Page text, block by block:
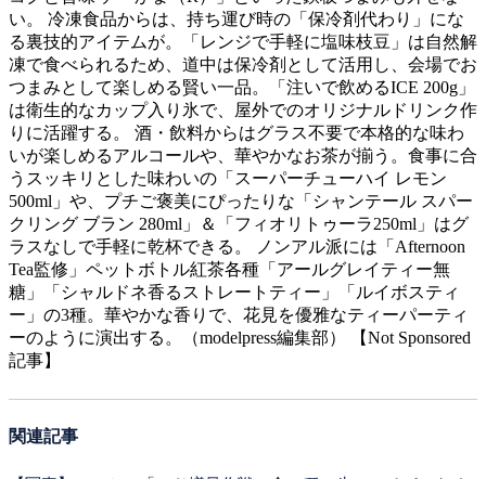
い。 冷凍食品からは、持ち運び時の「保冷剤代わり」にな
る裏技的アイテムが。「レンジで手軽に塩味枝豆」は自然解
凍で食べられるため、道中は保冷剤として活用し、会場でお
つまみとして楽しめる賢い一品。「注いで飲めるICE 200g」
は衛生的なカップ入り氷で、屋外でのオリジナルドリンク作
りに活躍する。 酒・飲料からはグラス不要で本格的な味わ
いが楽しめるアルコールや、華やかなお茶が揃う。食事に合
うスッキリとした味わいの「スーパーチューハイ レモン
500ml」や、プチご褒美にぴったりな「シャンテール スパー
クリング ブラン 280ml」＆「フィオリトゥーラ250ml」はグ
ラスなしで手軽に乾杯できる。 ノンアル派には「Afternoon
Tea監修」ペットボトル紅茶各種「アールグレイティー無
糖」「シャルドネ香るストレートティー」「ルイボスティ
ー」の3種。華やかな香りで、花見を優雅なティーパーティ
ーのように演出する。（modelpress編集部） 【Not Sponsored
記事】
関連記事